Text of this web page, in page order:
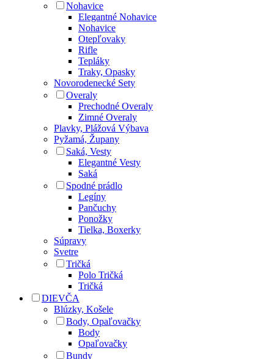
Nohavice
Elegantné Nohavice
Nohavice
Otepľovaky
Rifle
Tepláky
Traky, Opasky
Novorodenecké Sety
Overaly
Prechodné Overaly
Zimné Overaly
Plavky, Plážová Výbava
Pyžamá, Župany
Saká, Vesty
Elegantné Vesty
Saká
Spodné prádlo
Legíny
Pančuchy
Ponožky
Tielka, Boxerky
Súpravy
Svetre
Tričká
Polo Tričká
Tričká
DIEVČA
Blúzky, Košele
Body, Opaľovačky
Body
Opaľovačky
Bundy